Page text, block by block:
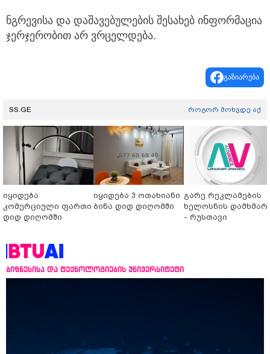
ნგრევისა და დაშავებულების შესახებ ინფორმაცია
ჯერჯერობით არ ვრცელდება.
გაზიარება
SS.GE როგორ მოხვდე აქ
იყიდება
კომერციული ფართი
დიდ დიღომში
იყიდება 3 ოთახიანი
ბინა დიდ დიღომში
გარე რეკლამების
ხელოსნის
- რუსთავი
ბიზნესისა და ტექნოლოგიების უნივერსიტეტი